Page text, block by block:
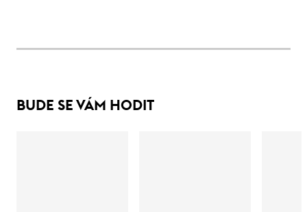
BUDE SE VÁM HODIT